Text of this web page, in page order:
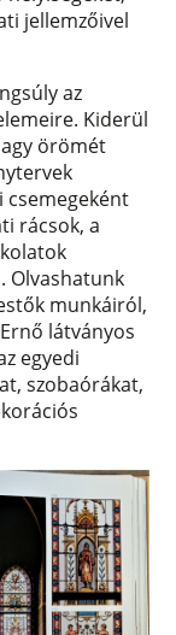
jellemzőivel
az
Kiderül
örömét
csemegeként
rácsok, a
Olvashatunk
munkáiról,
látványos
egyedi
szobaórákat,